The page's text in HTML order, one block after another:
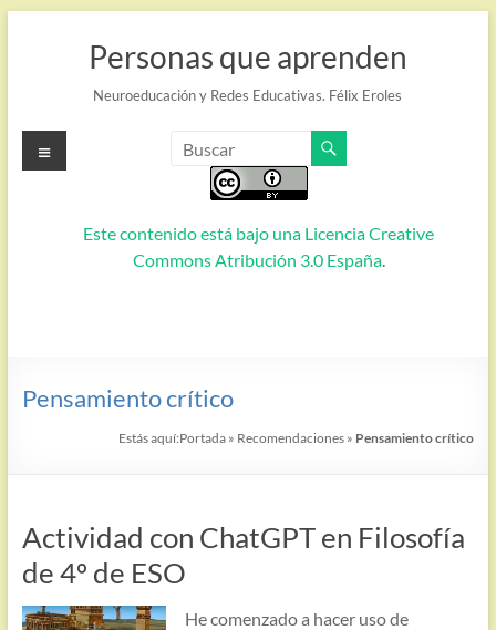
Personas que aprenden
Neuroeducación y Redes Educativas. Félix Eroles
Este contenido está bajo una Licencia Creative
Commons Atribución 3.0 España.
Menú
Pensamiento crítico
Estás aquí:Portada » Recomendaciones » Pensamiento crítico
Actividad con ChatGPT en Filosofía
de 4º de ESO
He comenzado a hacer uso de